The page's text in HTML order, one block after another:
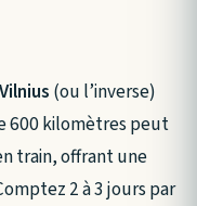
Vilnius (ou l’inverse)
600 kilomètres peut
train, offrant une
2 à 3 jours par